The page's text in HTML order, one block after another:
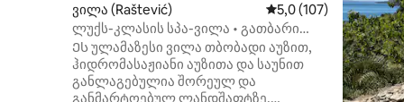
ვილა (Raštević) საშუალო შეფასებაა
5,0 (107)
ლუქს-კლასის სპა-ვილა • გათბარი
აუზი, ჯაკუზი და საუნა
Ეს ულამაზესი ვილა თბობადი აუზით,
ჰიდრომასაჟიანი აუზითა და საუნით
განლაგებულია შორეულ და
განმარტოებულ ლანდშაფტზე,